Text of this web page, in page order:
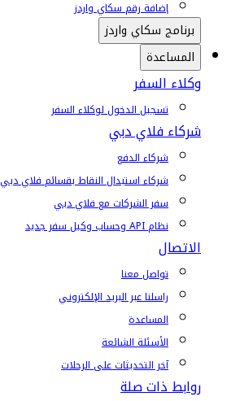
إضافة رقم سكاي واردز
برنامج سكاي واردز
المساعدة
وكلاء السفر
تسجيل الدخول لوكلاء السفر
شركاء فلاي دبي
شركاء الدفع
شركاء استبدال النقاط بقسائم فلاي دبي
سفر الشركات مع فلاي دبي
نظام API وحساب وكيل سفر جديد
الاتصال
تواصل معنا
راسلنا عبر البريد الإلكتروني
المساعدة
الأسئلة الشائعة
آخر التحديثات على الرحلات
روابط ذات صلة